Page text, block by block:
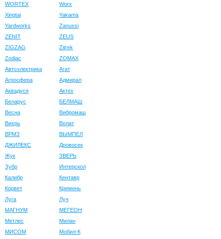
WORTEX
Worx
Xingtai
Yakama
Yardworks
Zanussi
ZENIT
ZEUS
ZIGZAG
Zitrek
Zodiac
ZOMAX
Автоэлектрика
Агат
Агросфера
Адмирал
Аквадуся
Актех
Беларус
БЕЛМАШ
Весна
Вибромаш
Вихрь
Волат
ВРМЗ
ВЫМПЕЛ
ДЖИЛЕКС
Дровосек
Жук
ЗВЕРЬ
Зубр
Интерскол
Калибр
Кентавр
Корвет
Кремень
Луга
Луч
МАГНУМ
МЕГЕОН
Метлес
Милан
МИСОМ
Мобил-К